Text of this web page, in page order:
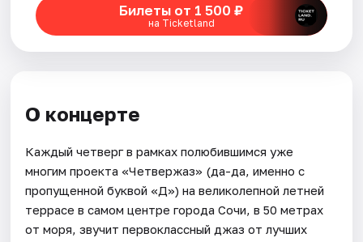
Билеты от 1 500 ₽
на Ticketland
О концерте
Каждый четверг в рамках полюбившимся уже
многим проекта «Четвержаз» (да-да, именно с
пропущенной буквой «Д») на великолепной летней
террасе в самом центре города Сочи, в 50 метрах
от моря, звучит первоклассный джаз от лучших